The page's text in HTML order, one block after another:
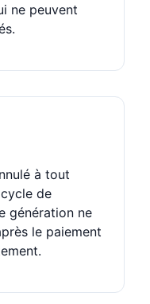
ne peuvent
à tout
de
génération ne
le paiement